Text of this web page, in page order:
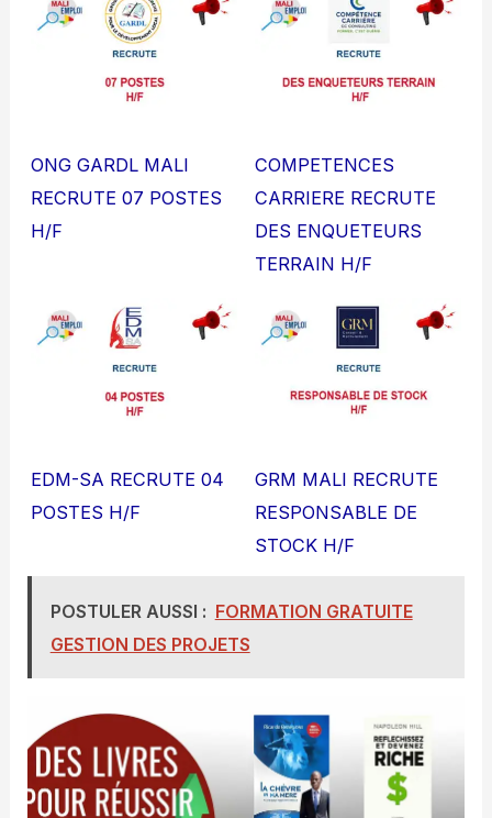
ONG GARDL MALI
RECRUTE 07 POSTES
H/F
COMPETENCES
CARRIERE RECRUTE
DES ENQUETEURS
TERRAIN H/F
EDM-SA RECRUTE 04
POSTES H/F
GRM MALI RECRUTE
RESPONSABLE DE
STOCK H/F
POSTULER AUSSI : FORMATION GRATUITE
GESTION DES PROJETS